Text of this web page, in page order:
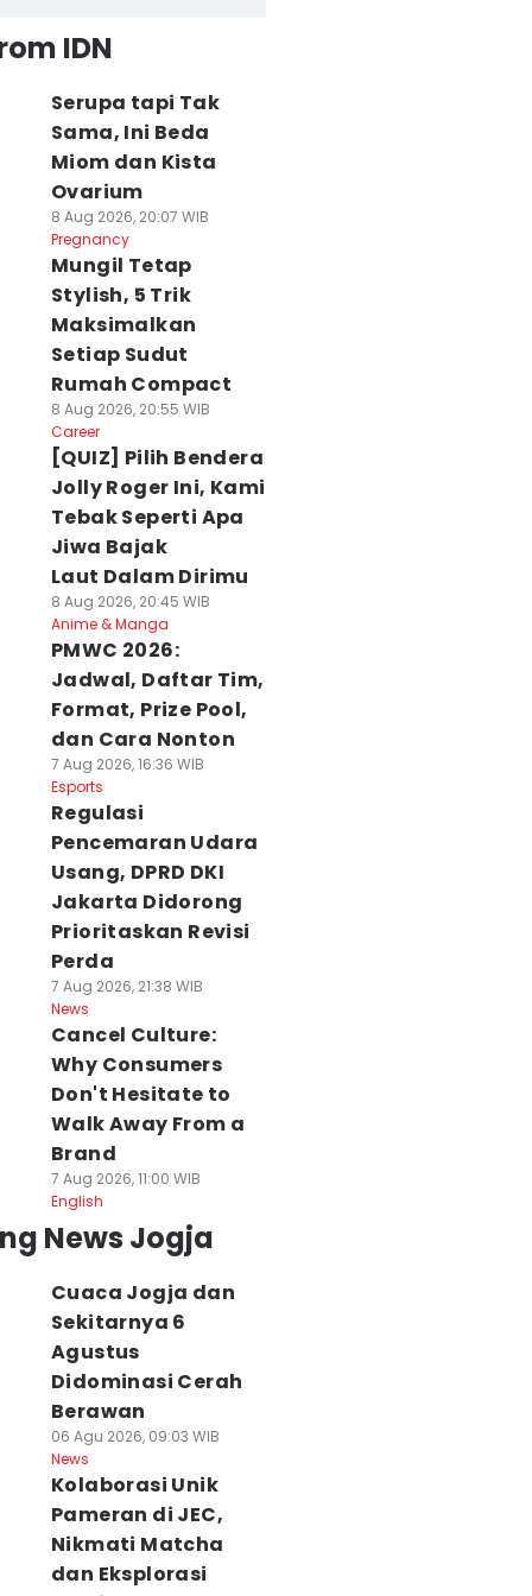
IDN
Serupa tapi Tak
Sama, Ini Beda
Miom dan Kista
Ovarium
8 Aug 2026, 20:07 WIB
Pregnancy
Mungil Tetap
Stylish, 5 Trik
Maksimalkan
Setiap Sudut
Rumah Compact
8 Aug 2026, 20:55 WIB
Career
[QUIZ] Pilih Bendera
Jolly Roger Ini, Kami
Tebak Seperti Apa
Jiwa Bajak
Laut Dalam Dirimu
8 Aug 2026, 20:45 WIB
Anime & Manga
PMWC 2026:
Jadwal, Daftar Tim,
Format, Prize Pool,
dan Cara Nonton
7 Aug 2026, 16:36 WIB
Esports
Regulasi
Pencemaran Udara
Usang, DPRD DKI
Jakarta Didorong
Prioritaskan Revisi
Perda
7 Aug 2026, 21:38 WIB
News
Cancel Culture:
Why Consumers
Don't Hesitate to
Walk Away From a
Brand
7 Aug 2026, 11:00 WIB
English
News Jogja
Cuaca Jogja dan
Sekitarnya 6
Agustus
Didominasi Cerah
Berawan
06 Agu 2026, 09:03 WIB
News
Kolaborasi Unik
Pameran di JEC,
Nikmati Matcha
dan Eksplorasi